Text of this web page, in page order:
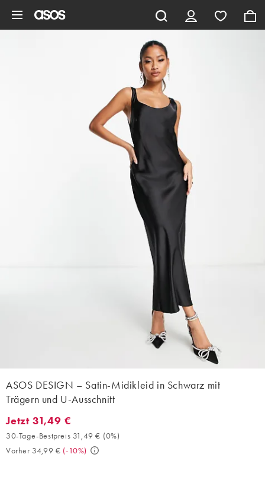
ASOS DESIGN – Satin-Midikleid in Schwarz mit
Trägern und U-Ausschnitt
Jetzt 31,49 €. 30-Tage-Bestpreis 31,49 € (0%). Vorher 34,99 €.
Jetzt 31,49 €
30-Tage-Bestpreis 31,49 € (0%)
Vorher 34,99 € (-10%)